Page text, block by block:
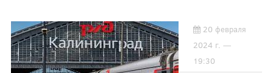
20 февраля
2024 г. —
19:30